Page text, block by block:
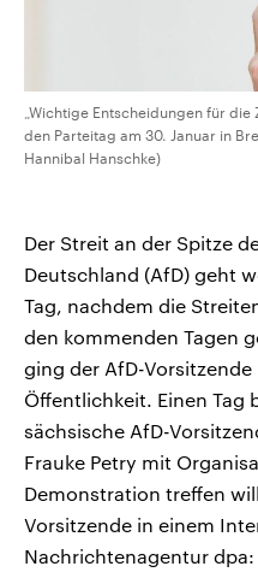
„Wichtige Entscheidungen für
den Parteitag am 30. Januar in
Hannibal Hanschke)
Der Streit an der Spitze
Deutschland (AfD) geht
Tag, nachdem die
den kommenden Tagen
ging der AfD-
Öffentlichkeit. Einen Tag
sächsische AfD-
Frauke Petry mit
Demonstration treffen
Vorsitzende in einem
Nachrichtenagentur dpa: